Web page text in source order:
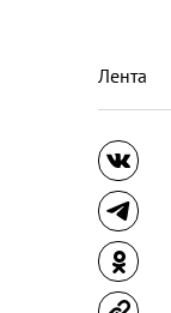
Лента